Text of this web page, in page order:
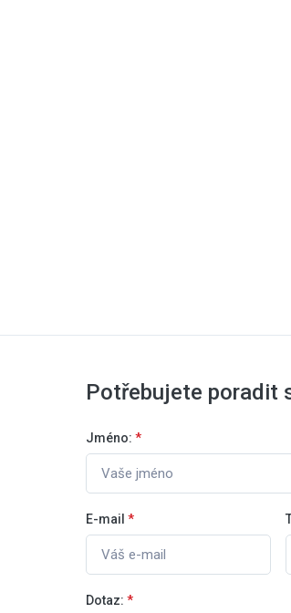
Potřebujete poradit
Jméno: *
E-mail *
Dotaz: *